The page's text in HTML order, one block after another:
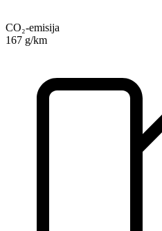
CO₂-emisija
167 g/km